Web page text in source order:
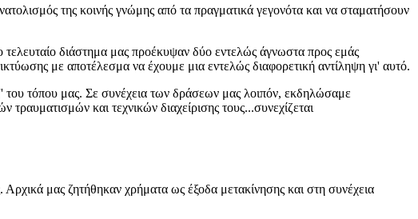
της κοινής γνώμης από τα πραγματικά γεγονότα και να σταματήσουν
διάστημα μας προέκυψαν δύο εντελώς άγνωστα προς εμάς
με αποτέλεσμα να έχουμε μια εντελώς διαφορετική αντίληψη γι' αυτό.
τόπου μας. Σε συνέχεια των δράσεων μας λοιπόν, εκδηλώσαμε
και τεχνικών διαχείρισης τους...συνεχίζεται
μας ζητήθηκαν χρήματα ως έξοδα μετακίνησης και στη συνέχεια